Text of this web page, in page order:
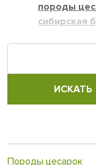
породы
сибирская
Породы цесарок